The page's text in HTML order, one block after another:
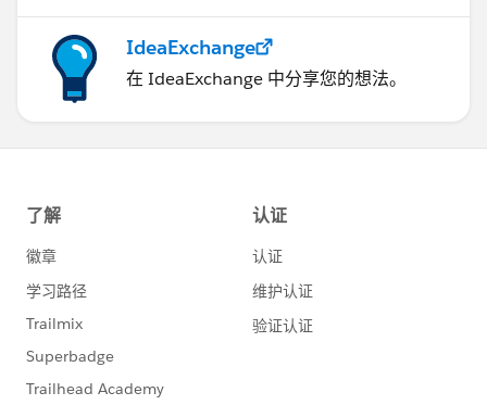
IdeaExchange
在 IdeaExchange 中分享您的想法。